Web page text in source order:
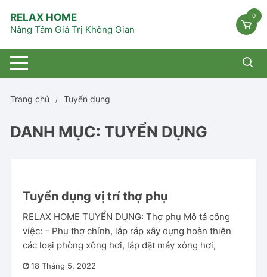
nội
dung
RELAX HOME
Nâng Tầm Giá Trị Không Gian
0
Trang chủ Tuyển dụng
DANH MỤC: TUYỂN DỤNG
Tuyển dụng vị trí thợ phụ
RELAX HOME TUYỂN DỤNG: Thợ phụ Mô tả công
việc: – Phụ thợ chính, lắp ráp xây dựng hoàn thiện
các loại phòng xông hơi, lắp đặt máy xông hơi,
18 Tháng 5, 2022